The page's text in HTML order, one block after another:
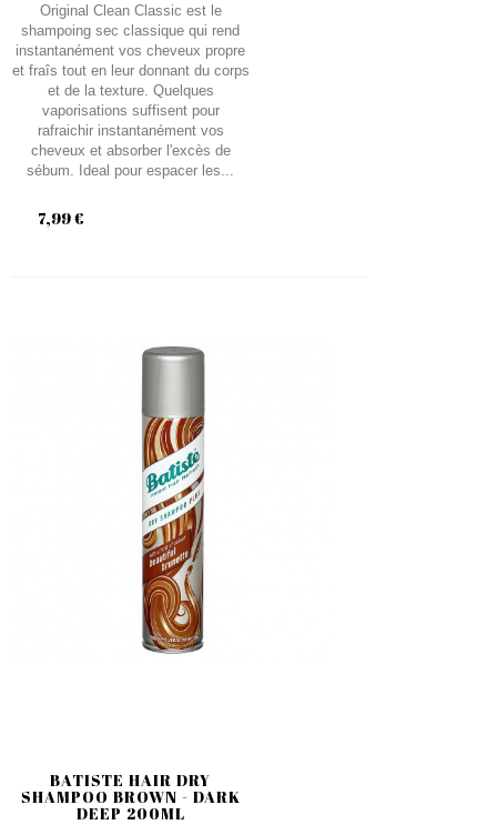
Original Clean Classic est le
shampoing sec classique qui rend
instantanément vos cheveux propre
et fraîs tout en leur donnant du corps
et de la texture. Quelques
vaporisations suffisent pour
rafraichir instantanément vos
cheveux et absorber l'excès de
sébum. Ideal pour espacer les...
7,99 €
BATISTE HAIR DRY
SHAMPOO BROWN - DARK
DEEP 200ML